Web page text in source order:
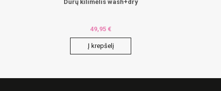
Durų kilimėlis wash+dry
49,95 €
Į krepšelį